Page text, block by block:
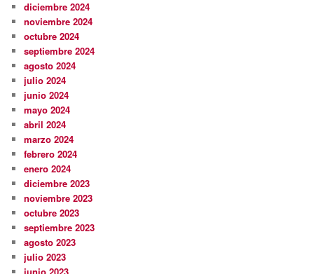
diciembre 2024
noviembre 2024
octubre 2024
septiembre 2024
agosto 2024
julio 2024
junio 2024
mayo 2024
abril 2024
marzo 2024
febrero 2024
enero 2024
diciembre 2023
noviembre 2023
octubre 2023
septiembre 2023
agosto 2023
julio 2023